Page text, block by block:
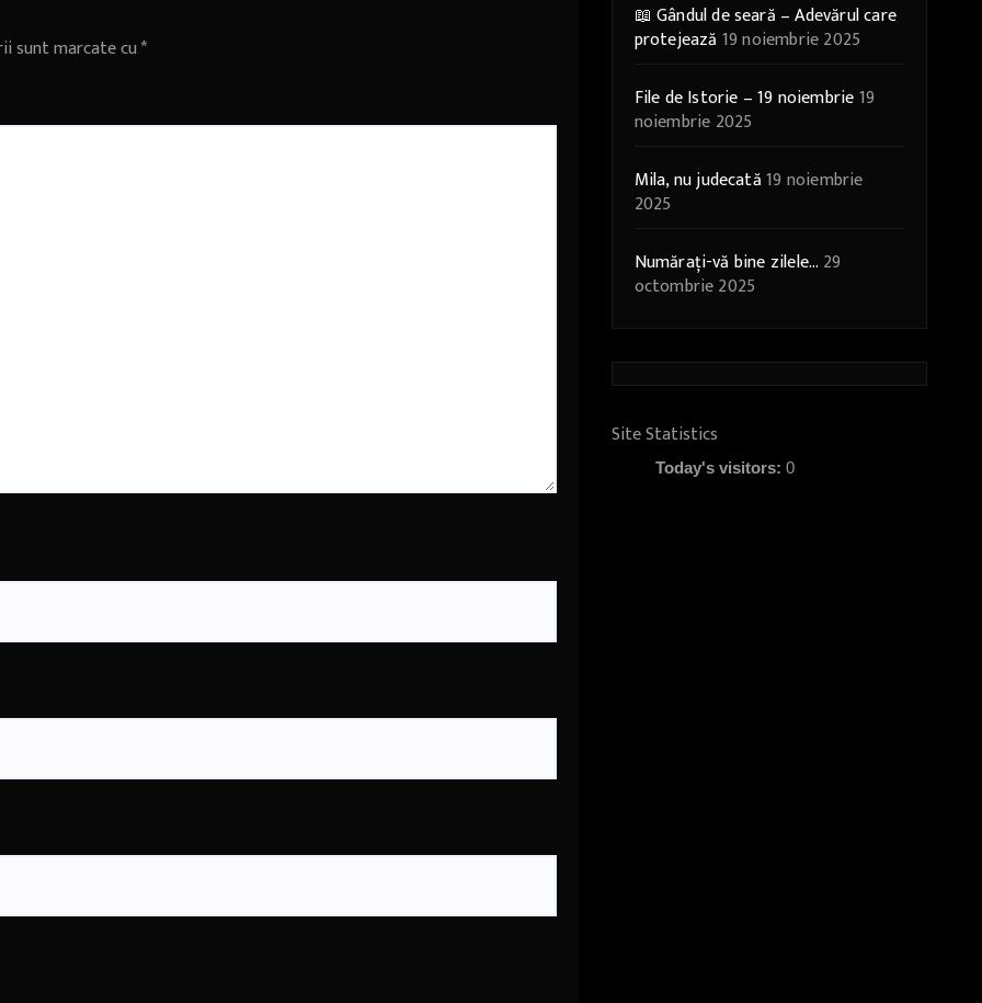
sunt marcate cu*
📖 Gândul de seară – Adevărul care
protejează 19 noiembrie 2025
File de Istorie – 19 noiembrie19
noiembrie 2025
Mila, nu judecată19 noiembrie
2025
Numărați-vă bine zilele… 29
octombrie 2025
Site Statistics
Today's visitors: 0